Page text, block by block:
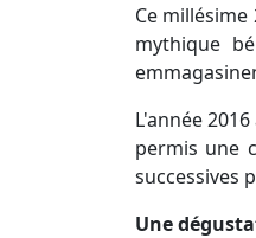
Ce
mythique
L'année
permis une
successives
Une